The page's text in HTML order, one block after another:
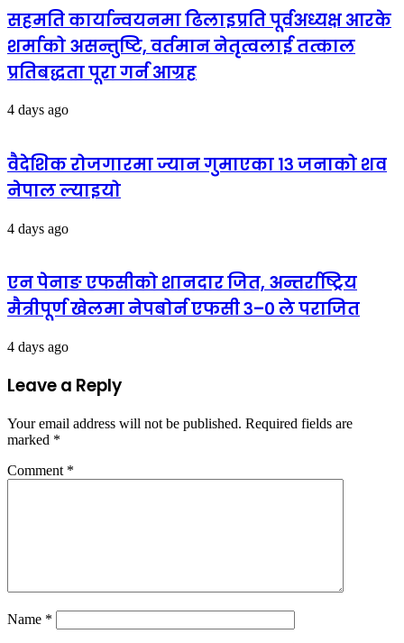
सहमति कार्यान्वयनमा ढिलाइप्रति पूर्वअध्यक्ष आरके
शर्माको असन्तुष्टि, वर्तमान नेतृत्वलाई तत्काल
प्रतिबद्धता पूरा गर्न आग्रह
4 days ago
वैदेशिक रोजगारमा ज्यान गुमाएका १३ जनाको शव
नेपाल ल्याइयो
4 days ago
एन पेनाङ एफसीको शानदार जित, अन्तर्राष्ट्रिय
मैत्रीपूर्ण खेलमा नेपबोर्न एफसी ३–० ले पराजित
4 days ago
Leave a Reply
Your email address will not be published. Required fields are
marked *
Comment *
Name *